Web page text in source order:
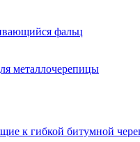
фальц
металлочерепицы
к гибкой битумной